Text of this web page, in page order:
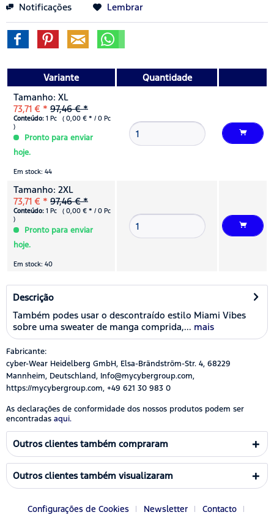
Notificações Lembrar
Variante
Quantidade
Tamanho: XL
73,71 € * 97,46 € *
Conteúdo: 1 Pc ( 0,00 € * / 0 Pc
)
Pronto para enviar
hoje.
Em stock: 44
Tamanho: 2XL
73,71 € * 97,46 € *
Conteúdo: 1 Pc ( 0,00 € * / 0 Pc
)
Pronto para enviar
hoje.
Em stock: 40
Descrição
Também podes usar o descontraído estilo Miami Vibes
sobre uma sweater de manga comprida,... mais
Fabricante:
cyber-Wear Heidelberg GmbH, Elsa-Brändström-Str. 4, 68229
Mannheim, Deutschland, Info@mycybergroup.com,
https://mycybergroup.com, +49 621 30 983 0
As declarações de conformidade dos nossos produtos podem ser
encontradas aqui.
Outros clientes também compraram
Outros clientes também visualizaram
Configurações de Cookies Newsletter
Contacto